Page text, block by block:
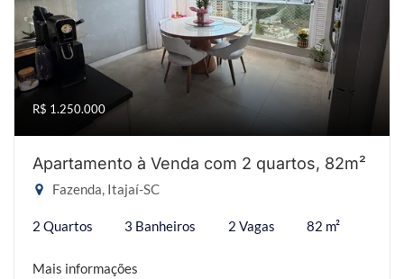
R$ 1.250.000
Apartamento à Venda com 2 quartos, 82m²
Fazenda, Itajaí-SC
2 Quartos 3 Banheiros 2 Vagas 82 m²
Mais informações